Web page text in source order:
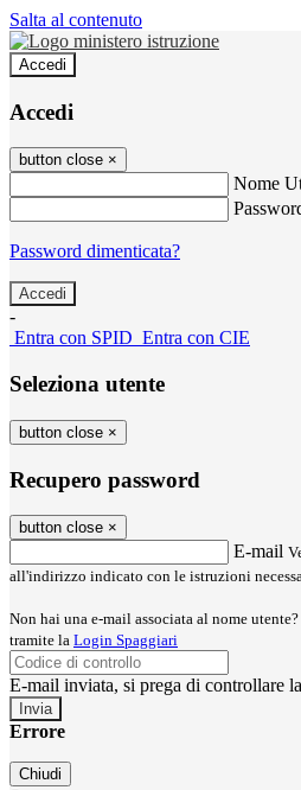
Salta al contenuto
Accedi
Accedi
button close ×
Nome
Password dimenticata?
-
Entra con SPID Entra con CIE
Seleziona utente
button close ×
Recupero password
button close ×
E-mail
all'indirizzo indicato con le istruzioni
Non hai una e-mail associata al nome
tramite la Login Spaggiari
E-mail inviata, si prega di controllare
Errore
Chiudi